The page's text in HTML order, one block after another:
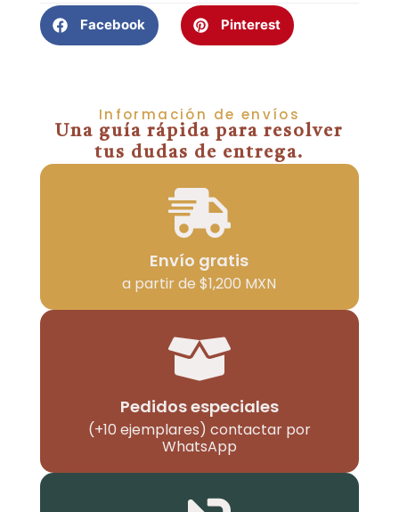
Facebook Pinterest
Información de envíos
Una guía rápida para resolver
tus dudas de entrega.
Envío gratis
a partir de $1,200 MXN
Pedidos especiales
(+10 ejemplares) contactar por
WhatsApp